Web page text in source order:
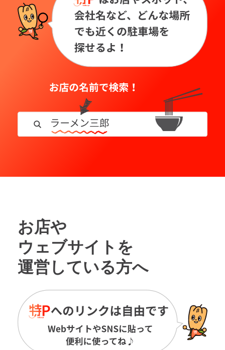
お店や
ウェブサイトを
運営している方へ